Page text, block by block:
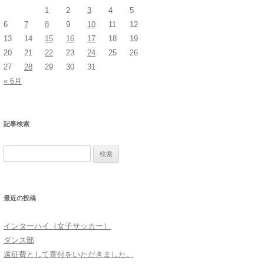
1
2 3 4
5
6
7 8 9 10 11
12
13
14 15 16 17 18
19
20
21 22 23 24 25
26
27
28 29 30
31
« 6月
記事検索
最近の投稿
インターハイ（女子サッカー）
ダンス部
遠征費として寄付をいただきました。